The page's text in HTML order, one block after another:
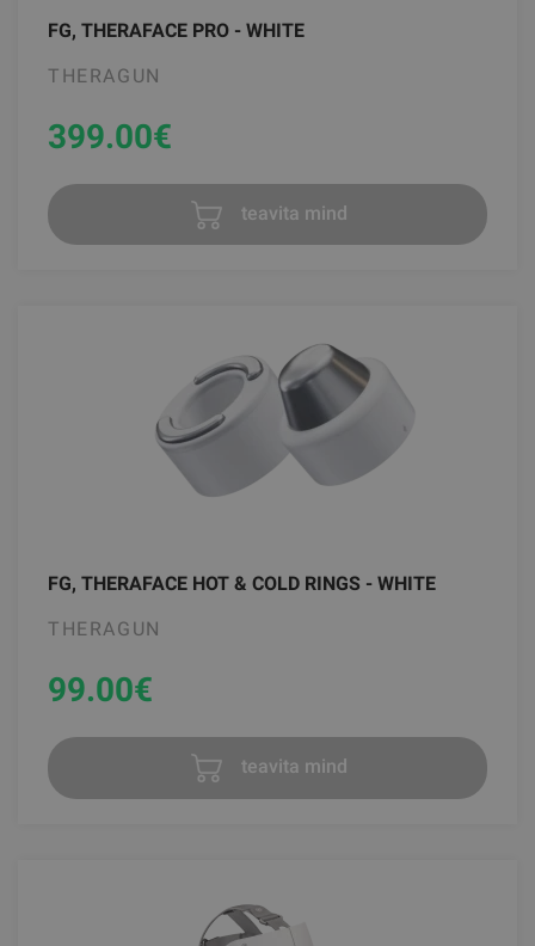
FG, THERAFACE PRO - WHITE
THERAGUN
399.00€
teavita mind
FG, THERAFACE HOT & COLD RINGS - WHITE
THERAGUN
99.00€
teavita mind